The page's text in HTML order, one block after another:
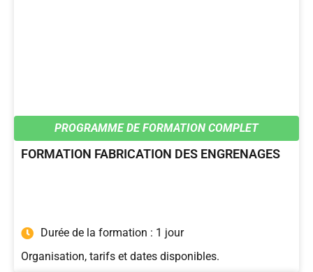
PROGRAMME DE FORMATION COMPLET
FORMATION FABRICATION DES ENGRENAGES
Durée de la formation : 1 jour
Organisation, tarifs et dates disponibles.